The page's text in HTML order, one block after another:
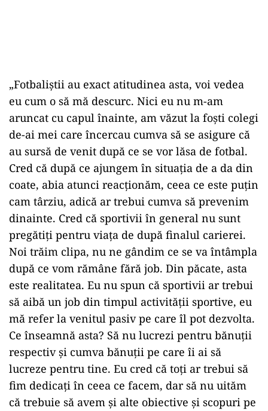
„Fotbaliştii au exact atitudinea asta, voi vedea
eu cum o să mă descurc. Nici eu nu m-am
aruncat cu capul înainte, am văzut la foşti colegi
de-ai mei care încercau cumva să se asigure că
au sursă de venit după ce se vor lăsa de fotbal.
Cred că după ce ajungem în situaţia de a da din
coate, abia atunci reacţionăm, ceea ce este puţin
cam târziu, adică ar trebui cumva să prevenim
dinainte. Cred că sportivii în general nu sunt
pregătiţi pentru viaţa de după finalul carierei.
Noi trăim clipa, nu ne gândim ce se va întâmpla
după ce vom rămâne fără job. Din păcate, asta
este realitatea. Eu nu spun că sportivii ar trebui
să aibă un job din timpul activităţii sportive, eu
mă refer la venitul pasiv pe care îl pot dezvolta.
Ce înseamnă asta? Să nu lucrezi pentru bănuţii
respectiv şi cumva bănuţii pe care îi ai să
lucreze pentru tine. Eu cred că toţi ar trebui să
fim dedicaţi în ceea ce facem, dar să nu uităm
că trebuie să avem şi alte obiective şi scopuri pe